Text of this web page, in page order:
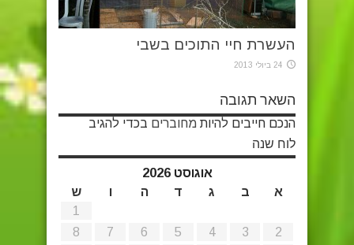
העשרת חיי התוכים בשבי
24 ביולי 2013
השאר תגובה
הנכם חייבים להיות מחוברים בכדי להגיב
לוח שנה
אוגוסט 2026
א
ב ג ד ה ו
ש
1
2
3
4
5
6
7
8